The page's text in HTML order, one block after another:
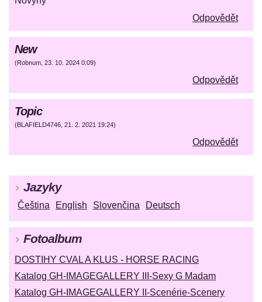
Odpovědět
New
(Robnum, 23. 10. 2024 0:09)
Odpovědět
Topic
(BLAFIELD4746, 21. 2. 2021 19:24)
Odpovědět
Jazyky
Čeština English Slovenčina Deutsch
Fotoalbum
DOSTIHY CVAL A KLUS - HORSE RACING
Katalog GH-IMAGEGALLERY III-Sexy G Madam
Katalog GH-IMAGEGALLERY II-Scenérie-Scenery